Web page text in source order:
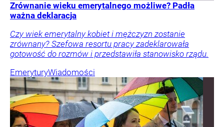
Zrównanie wieku emerytalnego możliwe? Padła
ważna deklaracja
Czy wiek emerytalny kobiet i mężczyzn zostanie
zrównany? Szefowa resortu pracy zadeklarowała
gotowość do rozmów i przedstawiła stanowisko rządu.
EmeryturyWiadomości